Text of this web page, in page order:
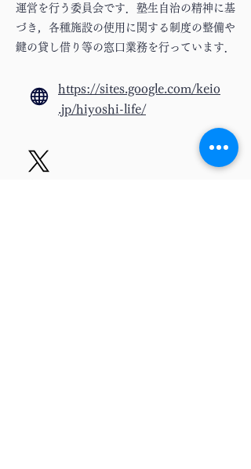
運営を行う委員会です．塾生自治の精神に基
づき，各種施設の使用に関する制度の整備や
鍵の貸し借り等の窓口業務を行っています．
https://sites.google.com/keio
.jp/hiyoshi-life/